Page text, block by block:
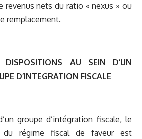
revenus nets du ratio « nexus » ou
remplacement.
AU SEIN D’UN
D’INTEGRATION FISCALE
groupe d’intégration fiscale, le
du régime fiscal de faveur est